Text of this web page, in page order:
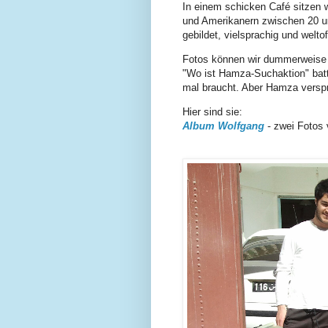
In einem schicken Café sitzen
und Amerikanern zwischen 20
gebildet, vielsprachig und
Fotos können wir
"Wo ist Hamza-Suchaktion"
mal braucht. Aber Hamza
Hier sind sie:
Album Wolfgang - zwei Fotos